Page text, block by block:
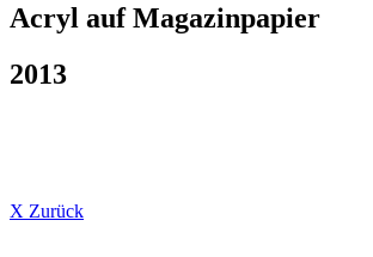
Acryl auf Magazinpapier
2013
X Zurück